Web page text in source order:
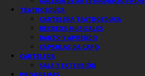
TEATROEDUCA
CARTELERA TEATROEDUCA
RECREOS MUSICALES
DANZO Y APRENDO
CÁPSULAS DA CAPO
CARTELERA
SALA Y EXTENSIÓN